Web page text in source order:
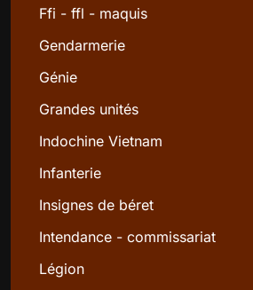
Ffi - ffl - maquis
Gendarmerie
Génie
Grandes unités
Indochine Vietnam
Infanterie
Insignes de béret
Intendance - commissariat
Légion